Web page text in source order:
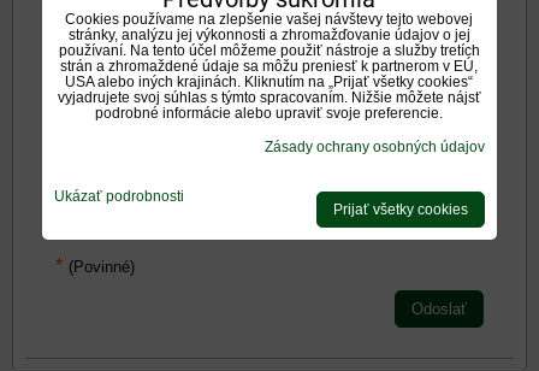
Zadajte prosím hodnotenie, výhody alebo zápory - aspoň
Hodnotenie produktu:
* (Povinné)
Odoslať
Cookies používame na zlepšenie vašej návštevy tejto webovej
stránky, analýzu jej výkonnosti a zhromažďovanie údajov o jej
používaní. Na tento účel môžeme použiť nástroje a služby tretích
strán a zhromaždené údaje sa môžu preniesť k partnerom v EÚ,
USA alebo iných krajinách. Kliknutím na „Prijať všetky cookies“
vyjadrujete svoj súhlas s týmto spracovaním. Nižšie môžete nájsť
podrobné informácie alebo upraviť svoje preferencie.
Zásady ochrany osobných údajov
Ukázať podrobnosti
Prijať všetky cookies